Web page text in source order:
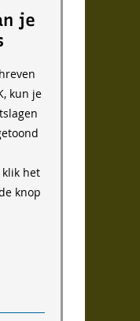
je
kun je
het
knop